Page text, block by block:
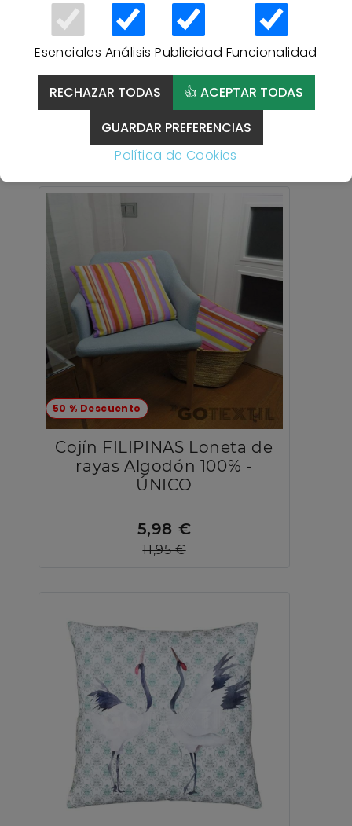
Esenciales Análisis Publicidad Funcionalidad
RECHAZAR TODAS
👍 ACEPTAR TODAS
GUARDAR PREFERENCIAS
Política de Cookies
FUNDA DE COJÍN DIGITAL
45X45cm MARCAVI 19-060 -
ÚNICO
4,95 €
50 % Descuento
Cojín FILIPINAS Loneta de
rayas Algodón 100% -
ÚNICO
5,98 €
11,95 €